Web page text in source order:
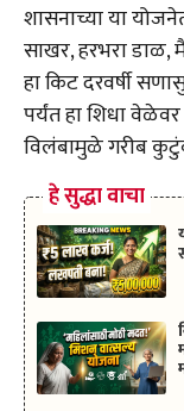
शासनाच्या या
साखर, हरभरा डाळ,
हा किट दरवर्षी
पर्यंत हा शिधा
विलंबामुळे गरीब
हे सुद्धा वाचा